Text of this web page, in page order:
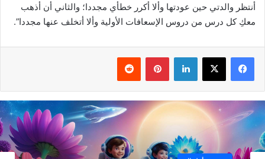
أنتظر والدتي حين عودتها وألا أكرر خطأي مجددا؛ والثاني أن أذهب
معكِ كل درس من دروس الإسعافات الأولية وألا أتخلف عنها مجددا”.
فيسبوك ‫X لينكدإن بينتيريست